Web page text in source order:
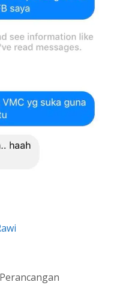
Perancangan